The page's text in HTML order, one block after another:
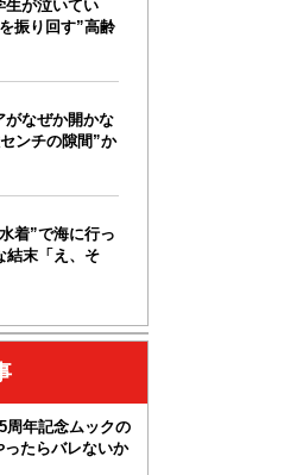
生が泣いてい
振り回す”高齢
がなぜか開かな
ンチの隙間”か
着”で海に行っ
結末「え、そ
周年記念ムックの
たらバレないか